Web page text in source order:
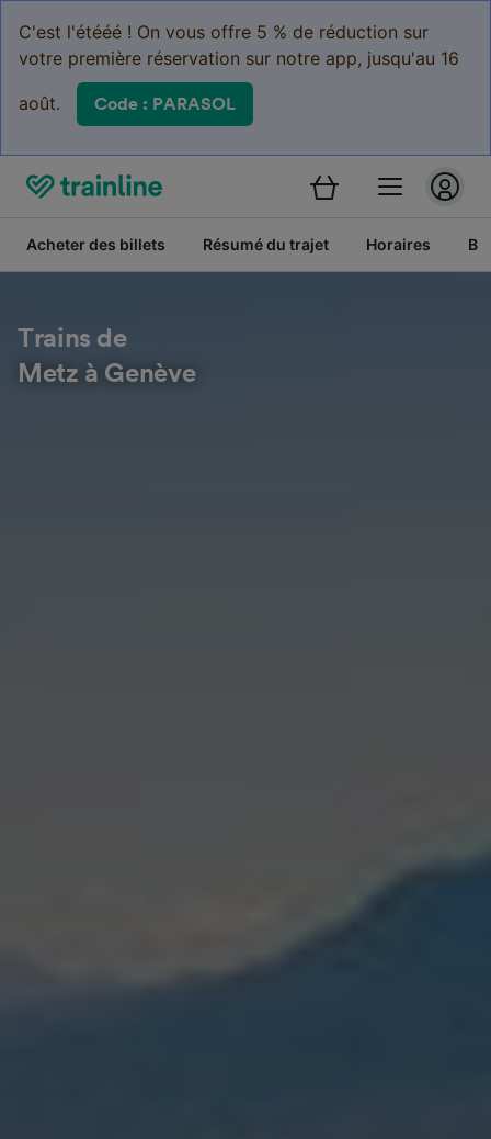
C'est l'étééé ! On vous offre 5 % de réduction sur
votre première réservation sur notre app, jusqu'au 16
août. Code : PARASOL
Acheter des billets Résumé du trajet Horaires
Trains de
Metz à Genève